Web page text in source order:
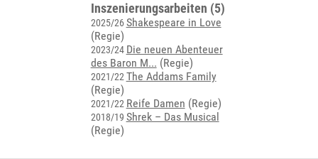
Inszenierungsarbeiten (5)
2025/26Shakespeare in Love
(Regie)
2023/24 Die neuen Abenteuer
des Baron M... (Regie)
2021/22 The Addams Family
(Regie)
2021/22 Reife Damen (Regie)
2018/19 Shrek – Das Musical
(Regie)